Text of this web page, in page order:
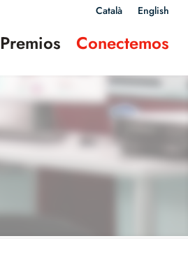
Català English
Premios Conectemos